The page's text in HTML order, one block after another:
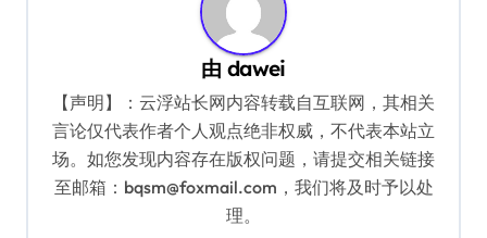
由dawei
【声明】：云浮站长网内容转载自互联网，其相关
言论仅代表作者个人观点绝非权威，不代表本站立
场。如您发现内容存在版权问题，请提交相关链接
至邮箱：bqsm@foxmail.com，我们将及时予以处
理。